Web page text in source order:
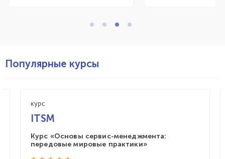
Популярные курсы
курс
ITSM
Курс «Основы сервис-менеджмента:
передовые мировые практики»